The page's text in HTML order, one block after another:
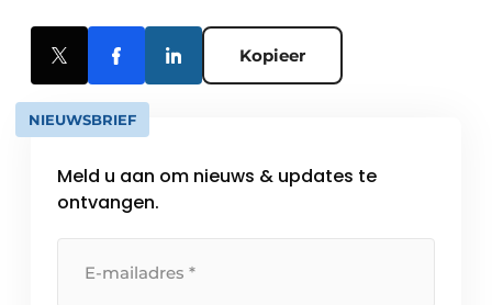
Kopieer
NIEUWSBRIEF
Meld u aan om nieuws & updates te
ontvangen.